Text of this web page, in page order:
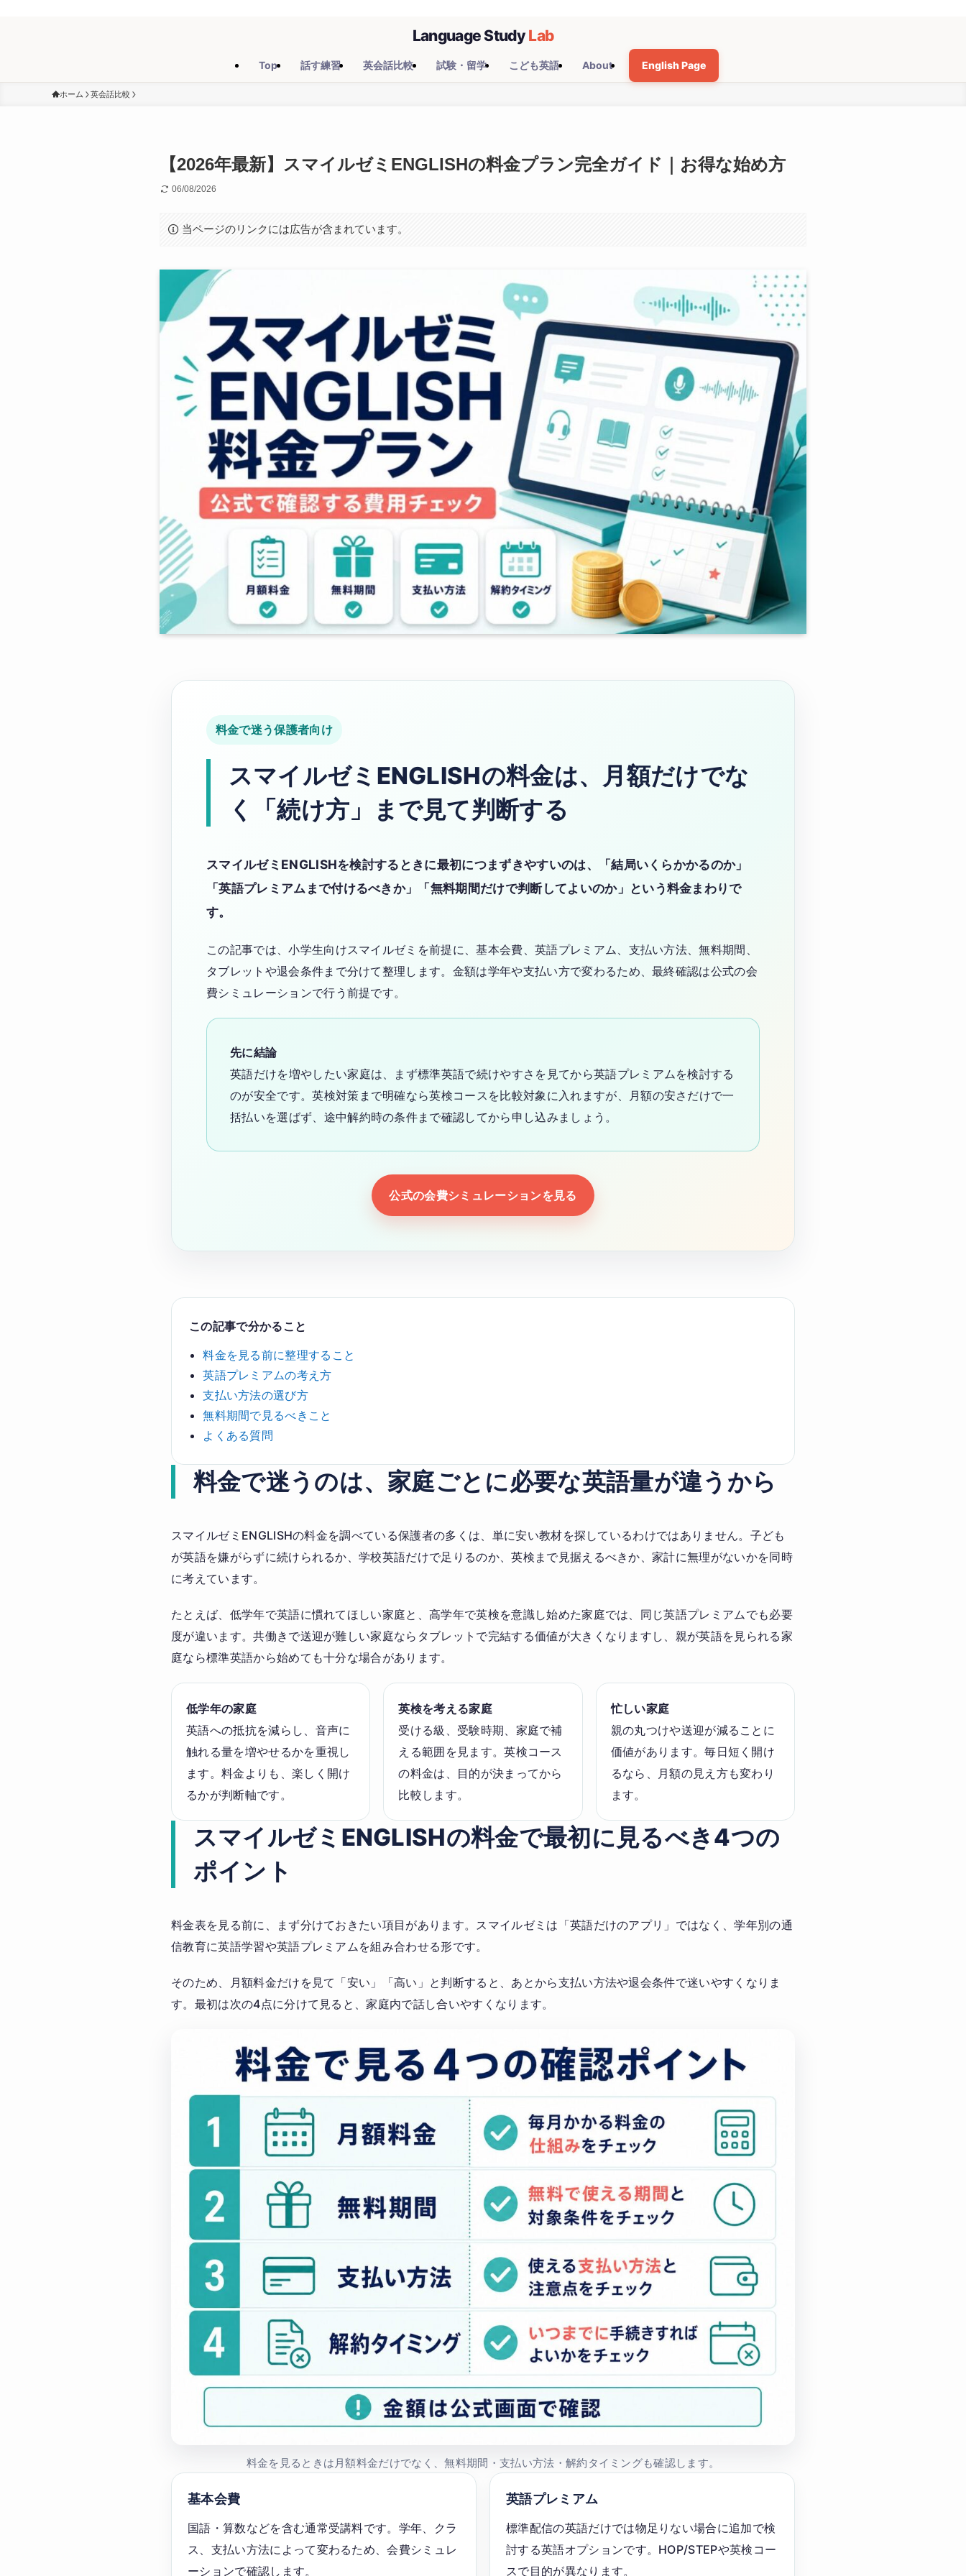
Top 話す練習 英会話比較 試験・留学 こども英語 About English Page
ホーム 英会話比較
【2026年最新】スマイルゼミENGLISHの料金プラン完全ガイド｜お得な始め方
06/08/2026
当ページのリンクには広告が含まれています。
料金で迷う保護者向け
スマイルゼミENGLISHの料金は、月額だけでな
く「続け方」まで見て判断する
スマイルゼミENGLISHを検討するときに最初につまずきやすいのは、「結局いくらかかるのか」
「英語プレミアムまで付けるべきか」「無料期間だけで判断してよいのか」という料金まわりで
す。
この記事では、小学生向けスマイルゼミを前提に、基本会費、英語プレミアム、支払い方法、無料期間、
タブレットや退会条件まで分けて整理します。金額は学年や支払い方で変わるため、最終確認は公式の会
費シミュレーションで行う前提です。
先に結論
英語だけを増やしたい家庭は、まず標準英語で続けやすさを見てから英語プレミアムを検討する
のが安全です。英検対策まで明確なら英検コースを比較対象に入れますが、月額の安さだけで一
括払いを選ばず、途中解約時の条件まで確認してから申し込みましょう。
公式の会費シミュレーションを見る
この記事で分かること
料金を見る前に整理すること
英語プレミアムの考え方
支払い方法の選び方
無料期間で見るべきこと
よくある質問
料金で迷うのは、家庭ごとに必要な英語量が違うから
スマイルゼミENGLISHの料金を調べている保護者の多くは、単に安い教材を探しているわけではありません。子ども
が英語を嫌がらずに続けられるか、学校英語だけで足りるのか、英検まで見据えるべきか、家計に無理がないかを同時
に考えています。
たとえば、低学年で英語に慣れてほしい家庭と、高学年で英検を意識し始めた家庭では、同じ英語プレミアムでも必要
度が違います。共働きで送迎が難しい家庭ならタブレットで完結する価値が大きくなりますし、親が英語を見られる家
庭なら標準英語から始めても十分な場合があります。
低学年の家庭
英語への抵抗を減らし、音声に
触れる量を増やせるかを重視し
ます。料金よりも、楽しく開け
るかが判断軸です。
英検を考える家庭
受ける級、受験時期、家庭で補
える範囲を見ます。英検コース
の料金は、目的が決まってから
比較します。
忙しい家庭
親の丸つけや送迎が減ることに
価値があります。毎日短く開け
るなら、月額の見え方も変わり
ます。
スマイルゼミENGLISHの料金で最初に見るべき4つの
ポイント
料金表を見る前に、まず分けておきたい項目があります。スマイルゼミは「英語だけのアプリ」ではなく、学年別の通
信教育に英語学習や英語プレミアムを組み合わせる形です。
そのため、月額料金だけを見て「安い」「高い」と判断すると、あとから支払い方法や退会条件で迷いやすくなりま
す。最初は次の4点に分けて見ると、家庭内で話し合いやすくなります。
料金を見るときは月額料金だけでなく、無料期間・支払い方法・解約タイミングも確認します。
基本会費
国語・算数などを含む通常受講料です。学年、クラ
ス、支払い方法によって変わるため、会費シミュレ
ーションで確認します。
英語プレミアム
標準配信の英語だけでは物足りない場合に追加で検
討する英語オプションです。HOP/STEPや英検コー
スで目的が異なります。